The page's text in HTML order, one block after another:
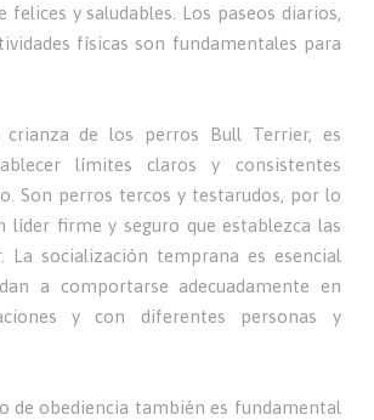
felices y saludables. Los paseos diarios,
físicas son fundamentales para
de los perros Bull Terrier, es
límites claros y consistentes
Son perros tercos y testarudos, por lo
líder firme y seguro que establezca las
La socialización temprana es esencial
a comportarse adecuadamente en
y con diferentes personas y
de obediencia también es fundamental